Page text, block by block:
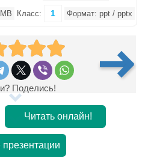
Класс: 1 Формат: ppt / pptx
Поделись!
Читать онлайн!